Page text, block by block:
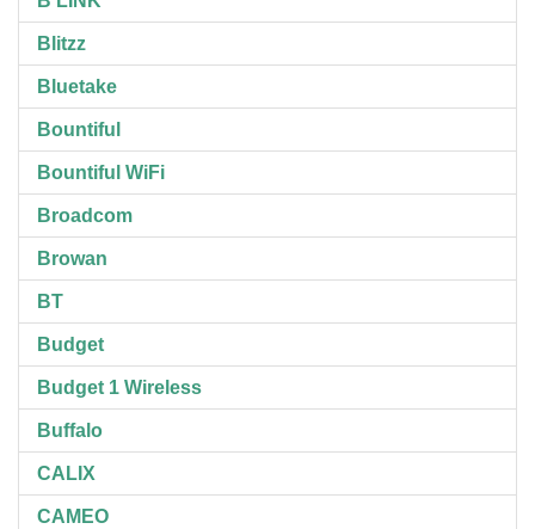
Blitzz
Bluetake
Bountiful
Bountiful WiFi
Broadcom
Browan
BT
Budget
Budget 1 Wireless
Buffalo
CALIX
CAMEO